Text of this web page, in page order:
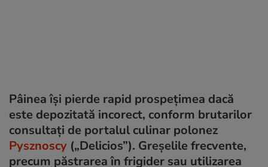
Pâinea își pierde rapid prospețimea dacă
este depozitată incorect, conform brutarilor
consultați de portalul culinar polonez
Pysznoscy („Delicios”). Greșelile frecvente,
precum păstrarea în frigider sau utilizarea